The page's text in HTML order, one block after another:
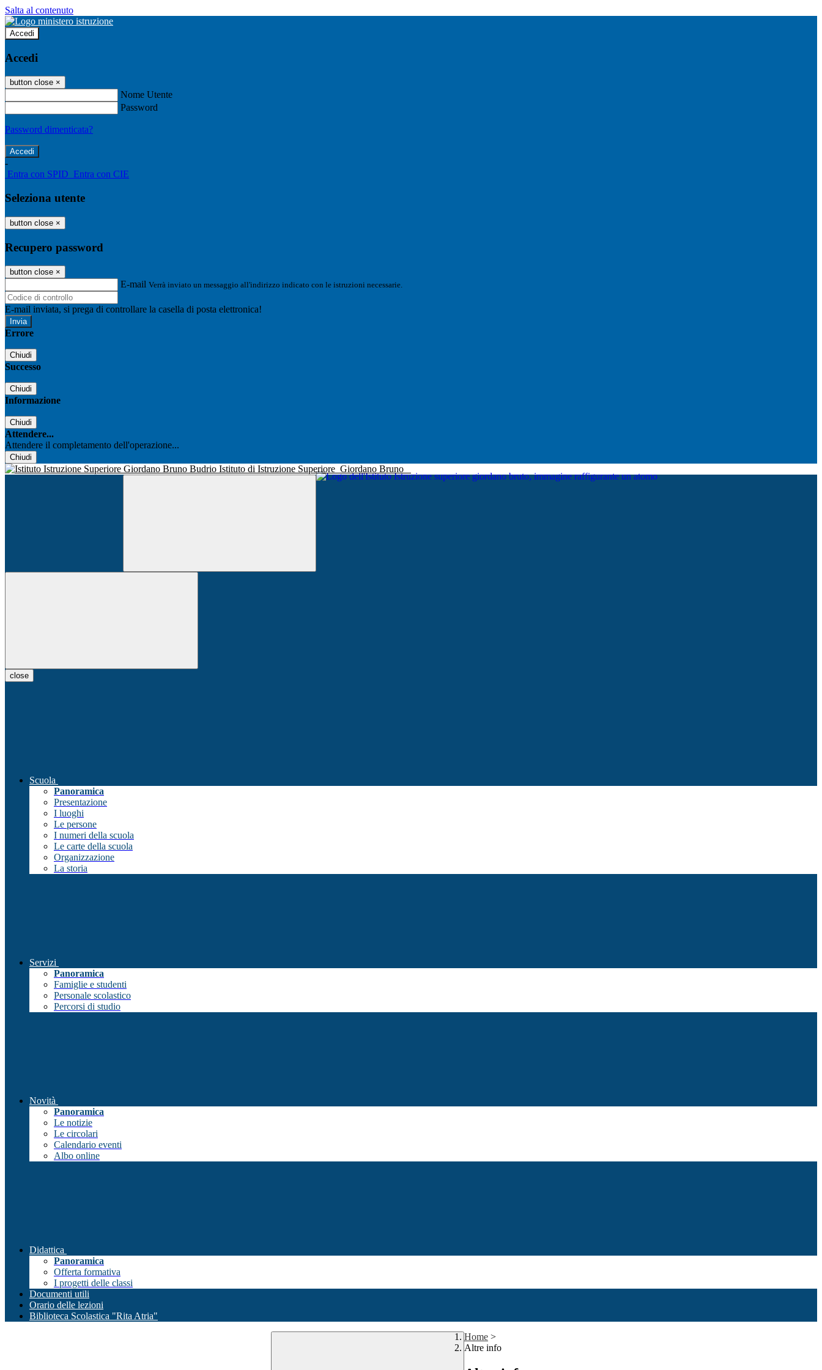
Salta al contenuto
Accedi
Accedi
button close ×
Nome Utente
Password
Password dimenticata?
-
Entra con SPID Entra con CIE
Seleziona utente
button close ×
Recupero password
button close ×
E-mail Verrà inviato un messaggio all'indirizzo indicato con le istruzioni necessarie.
E-mail inviata, si prega di controllare la casella di posta elettronica!
Errore
Chiudi
Successo
Chiudi
Informazione
Chiudi
Attendere...
Attendere il completamento dell'operazione...
Chiudi
Istituto di Istruzione Superiore Giordano Bruno
close
Scuola
Panoramica
Presentazione
I luoghi
Le persone
I numeri della scuola
Le carte della scuola
Organizzazione
La storia
Servizi
Panoramica
Famiglie e studenti
Personale scolastico
Percorsi di studio
Novità
Panoramica
Le notizie
Le circolari
Calendario eventi
Albo online
Didattica
Panoramica
Offerta formativa
I progetti delle classi
Documenti utili
Orario delle lezioni
Biblioteca Scolastica "Rita Atria"
Home >
Altre info